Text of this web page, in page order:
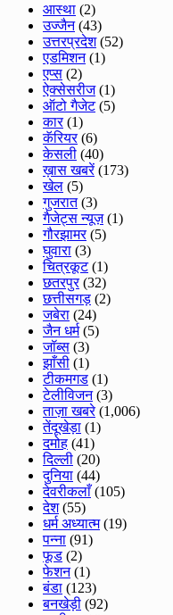
आस्था (2)
उज्जैन(43)
उत्तरप्रदेश(52)
एडमिशन(1)
एप्स (2)
ऐक्सेसरीज(1)
ऑटो गैजेट(5)
कार(1)
कॅरियर(6)
केसली (40)
ख़ास खबरें(173)
खेल (5)
गुजरात(3)
गैजेट्स न्यूज़(1)
गौरझामर(5)
घुवारा (3)
चित्रकूट(1)
छतरपुर(32)
छत्तीसगड़ (2)
जबेरा (24)
जैन धर्म(5)
जॉब्स (3)
झाँसी (1)
टीकमगड (1)
टेलीविजन(3)
ताज़ा खबरे(1,006)
तेंदूखेड़ा (1)
दमोह (41)
दिल्ली (20)
दुनिया (44)
देवरीकलाँ(105)
देश(55)
धर्म अध्यात्म(19)
पन्ना (91)
फूड (2)
फेशन(1)
बंडा (123)
बनखेड़ी (92)